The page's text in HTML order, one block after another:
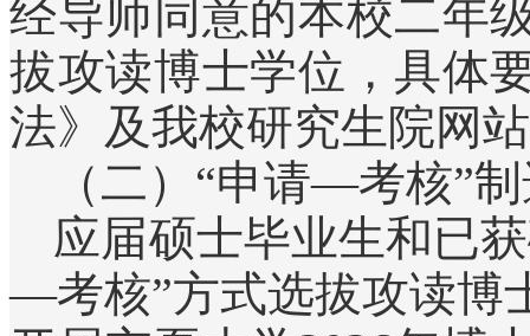
经导师同意的本校二年
拔攻读博士学位，具体
法》及我校研究生院网
（二）“申请—考核”
应届硕士毕业生和已
—考核”方式选拔攻读博